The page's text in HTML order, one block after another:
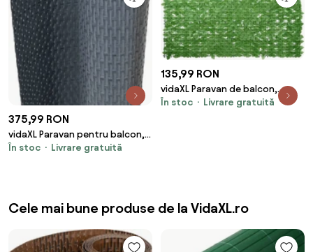
375,99 RON
vidaXL Paravan pentru balcon,
antracit, 600x80 cm, poliratan
În stoc Livrare gratuită
135,99 RON
vidaXL Paravan de balcon,
frunze verzi, 200x150 cm
În stoc Livrare gratuită
Cele mai bune produse de la VidaXL.ro